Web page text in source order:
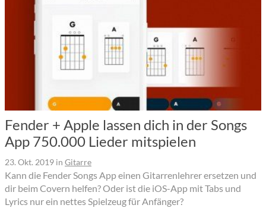
Fender + Apple lassen dich in der Songs
App 750.000 Lieder mitspielen
23. Okt. 2019 in Gitarre
Kann die Fender Songs App einen Gitarrenlehrer ersetzen und
dir beim Covern helfen? Oder ist die iOS-App mit Tabs und
Lyrics nur ein nettes Spielzeug für Anfänger?